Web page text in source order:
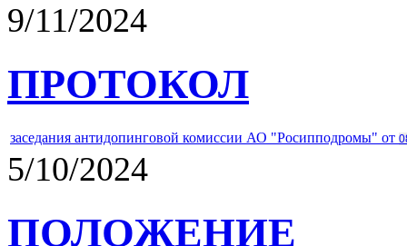
9/11/2024
ПРОТОКОЛ
заседания антидопинговой комиссии АО "Росипподромы" от
5/10/2024
ПОЛОЖЕНИЕ